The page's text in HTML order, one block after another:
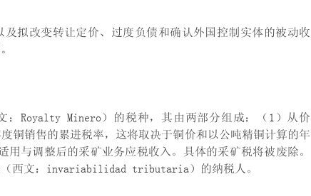
拟改变转让定价、过度负债和确认外国控制实体的被动收
：Royalty Minero）的税种，其由两部分组成：（1）从价
铜销售的累进税率，这将取决于铜价和以公吨精铜计算的年
用与调整后的采矿业务应税收入。具体的采矿税将被废除。
（西文：invariabilidad tributaria）的纳税人。